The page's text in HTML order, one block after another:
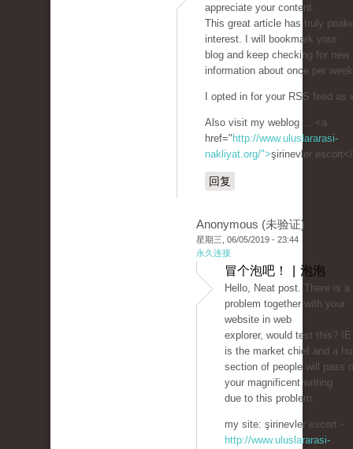
appreciate your content.
This great article has truly
interest. I will bookmark your
blog and keep checking for new
information about once per
I opted in for your RSS feed as
Also visit my weblog ... <a
href=" http://www.uluslararasi-
nakliyat.org/">şirinevler
回复
Anonymous (未验证)
星期三, 06/05/2019 - 23:44
永久连接
冒个泡吧！ | 泡泡
Hello, Neat post. There is a
problem together with your
website in web
explorer, would test this?
is the market chief and a
section of people will pass
your magnificent writing
due to this problem.
my site: şirinevler escort -
http://www.uluslararasi-